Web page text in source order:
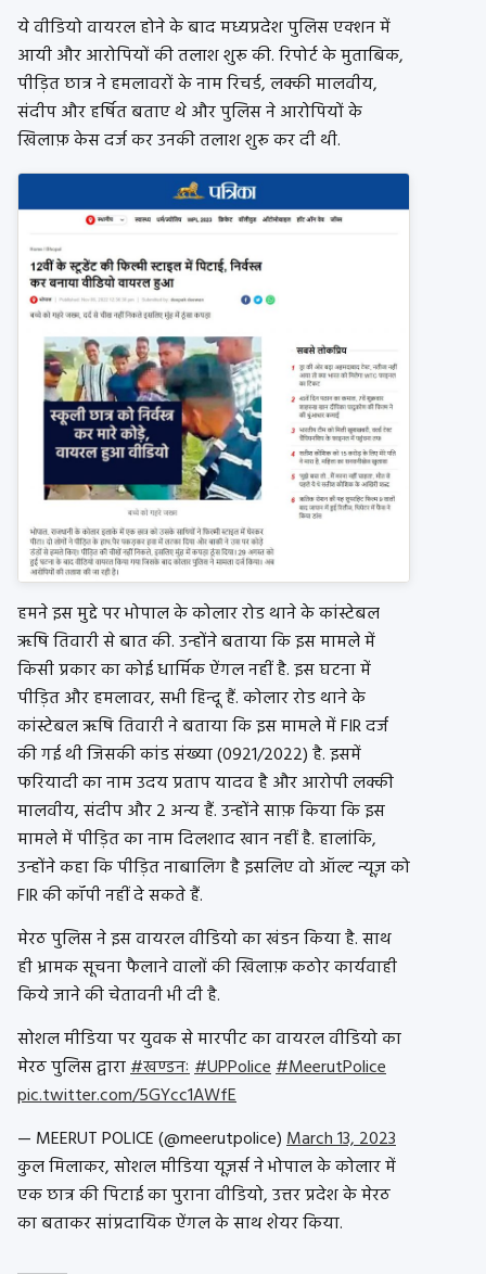
ये वीडियो वायरल होने के बाद मध्यप्रदेश पुलिस एक्शन में
आयी और आरोपियों की तलाश शुरू की. रिपोर्ट के मुताबिक,
पीड़ित छात्र ने हमलावरों के नाम रिचर्ड, लक्की मालवीय,
संदीप और हर्षित बताए थे और पुलिस ने आरोपियों के
खिलाफ़ केस दर्ज कर उनकी तलाश शुरू कर दी थी.
हमने इस मुद्दे पर भोपाल के कोलार रोड थाने के कांस्टेबल
ऋषि तिवारी से बात की. उन्होंने बताया कि इस मामले में
किसी प्रकार का कोई धार्मिक ऐंगल नहीं है. इस घटना में
पीड़ित और हमलावर, सभी हिन्दू हैं. कोलार रोड थाने के
कांस्टेबल ऋषि तिवारी ने बताया कि इस मामले में FIR दर्ज
की गई थी जिसकी कांड संख्या (0921/2022) है. इसमें
फरियादी का नाम उदय प्रताप यादव है और आरोपी लक्की
मालवीय, संदीप और 2 अन्य हैं. उन्होंने साफ़ किया कि इस
मामले में पीड़ित का नाम दिलशाद खान नहीं है. हालांकि,
उन्होंने कहा कि पीड़ित नाबालिग है इसलिए वो ऑल्ट न्यूज़ को
FIR की कॉपी नहीं दे सकते हैं.
मेरठ पुलिस ने इस वायरल वीडियो का खंडन किया है. साथ
ही भ्रामक सूचना फैलाने वालों की खिलाफ़ कठोर कार्यवाही
किये जाने की चेतावनी भी दी है.
सोशल मीडिया पर युवक से मारपीट का वायरल वीडियो का
मेरठ पुलिस द्वारा#खण्डनः#UPPolice#MeerutPolice
pic.twitter.com/5GYcc1AWfE
— MEERUT POLICE (@meerutpolice)March 13, 2023
कुल मिलाकर, सोशल मीडिया यूज़र्स ने भोपाल के कोलार में
एक छात्र की पिटाई का पुराना वीडियो, उत्तर प्रदेश के मेरठ
का बताकर सांप्रदायिक ऐंगल के साथ शेयर किया.